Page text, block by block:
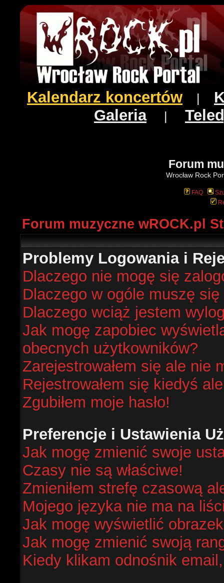
Kalendarz koncertów
Galeria|
Forum
Wrocław Rock
FAQ
Forum muzyczne wROCK.pl
Problemy Logowania i
Dlaczego nie mogę się
Dlaczego w ogóle muszę
Dlaczego wciąż jestem
Jak mogę zapobiec
obecnych użytkowników?
Zarejestrowałem się ale nie
Rejestrowałem się kiedyś
Zgubiłem moje hasło!
Preferencje i Ustawienia
Jak mogę zmienić swoje
Czasy nie są właściwe!
Zmieniłem strefę czasową
Mojego języka nie ma na
Jak mogę wyświetlić
Jak mogę zmienić swoją
Kiedy klikam odnośnik